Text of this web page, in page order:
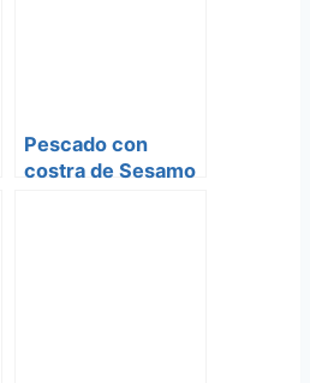
Pescado con
costra de Sesamo